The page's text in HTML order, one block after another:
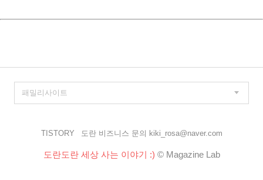
TISTORY 도란 비즈니스 문의 kiki_rosa@naver.com
도란도란 세상 사는 이야기 :) © Magazine Lab